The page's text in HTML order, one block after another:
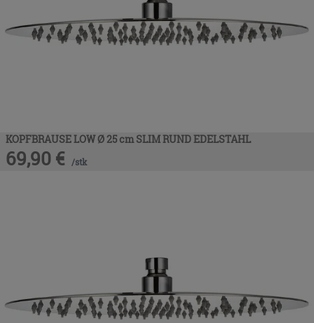
KOPFBRAUSE LOW Ø 25 cm SLIM RUND EDELSTAHL
69,90 € /stk